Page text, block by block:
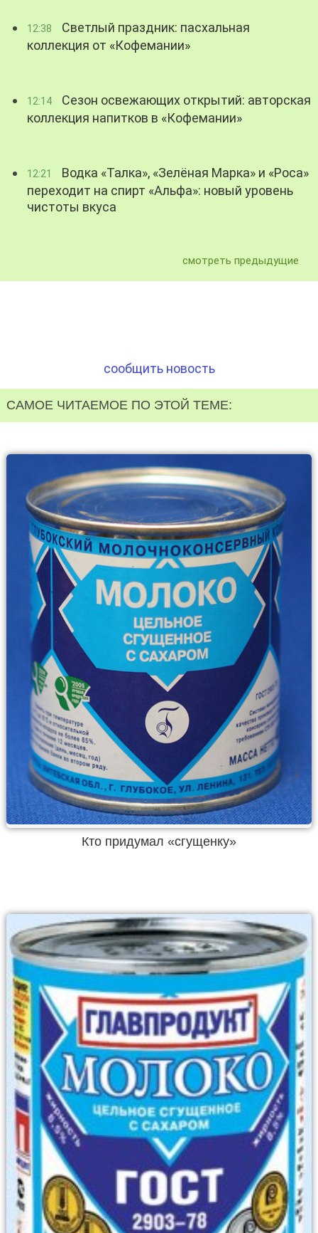
12:38
Светлый праздник: пасхальная
коллекция от «Кофемании»
12:14
Сезон освежающих открытий: авторская
коллекция напитков в «Кофемании»
12:21
Водка «Талка», «Зелёная Марка» и «Роса»
переходит на спирт «Альфа»: новый уровень
чистоты вкуса
смотреть предыдущие
сообщить новость
САМОЕ ЧИТАЕМОЕ ПО ЭТОЙ ТЕМЕ:
Кто придумал «сгущенку»